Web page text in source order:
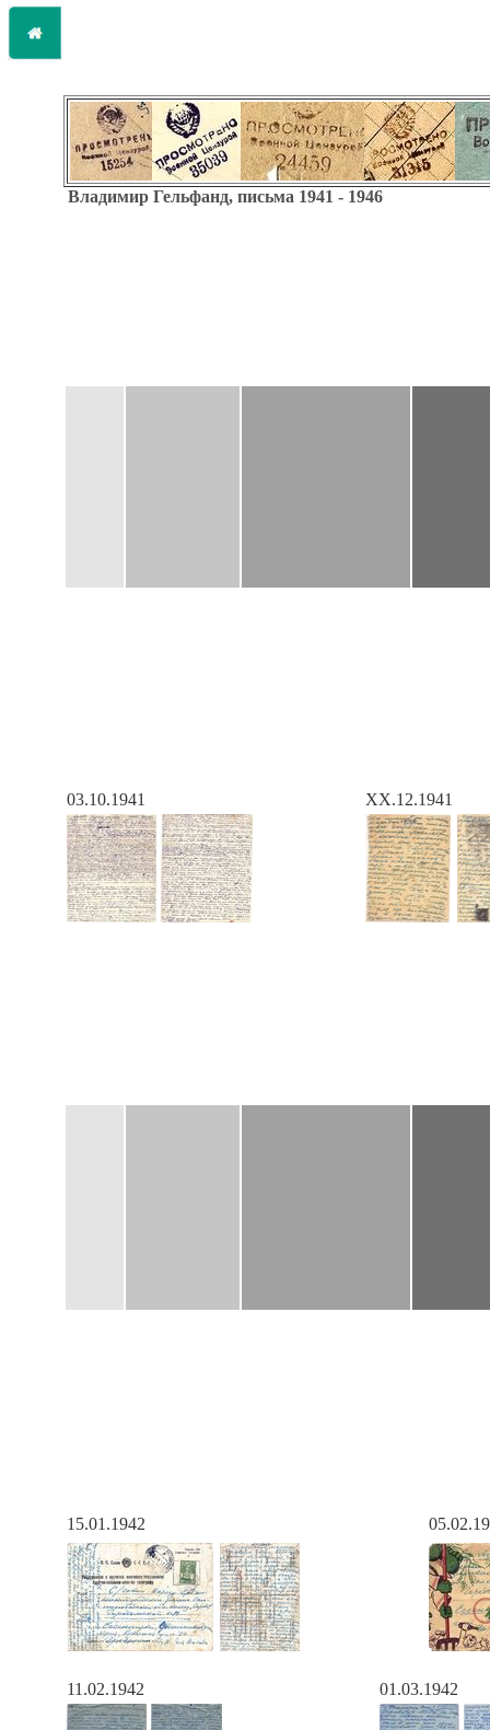
Владимир Гельфанд, письма 1941 - 1946
03.10.1941 XX.12.1941
15.01.1942
11.02.1942 01.03.1942